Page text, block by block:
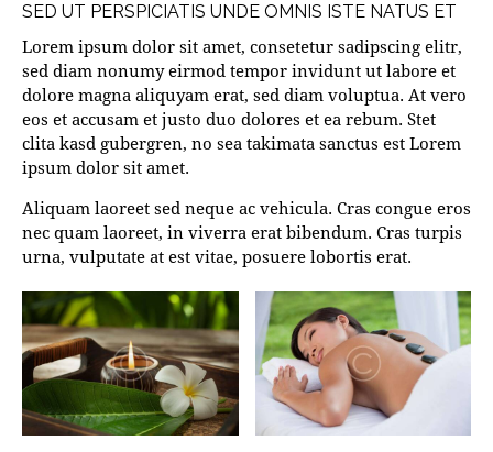
SED UT PERSPICIATIS UNDE OMNIS ISTE NATUS ET
Lorem ipsum dolor sit amet, consetetur sadipscing elitr,
sed diam nonumy eirmod tempor invidunt ut labore et
dolore magna aliquyam erat, sed diam voluptua. At vero
eos et accusam et justo duo dolores et ea rebum. Stet
clita kasd gubergren, no sea takimata sanctus est Lorem
ipsum dolor sit amet.
Aliquam laoreet sed neque ac vehicula. Cras congue eros
nec quam laoreet, in viverra erat bibendum. Cras turpis
urna, vulputate at est vitae, posuere lobortis erat.